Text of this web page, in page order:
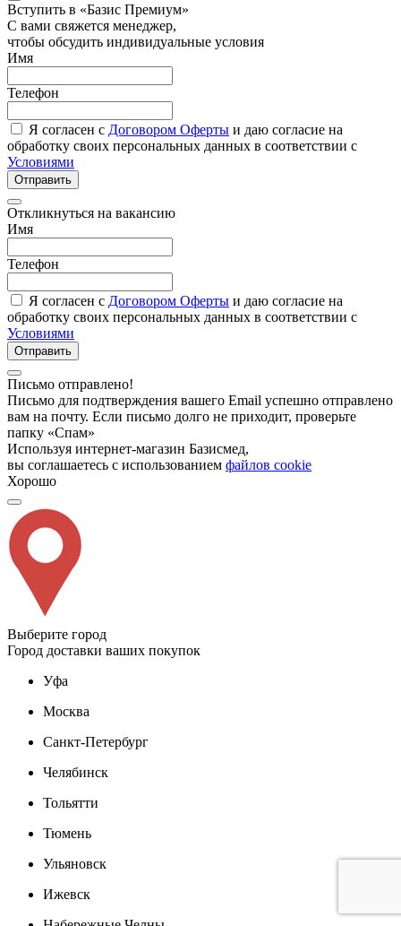
Вступить в «Базис Премиум»
С вами свяжется менеджер,
чтобы обсудить индивидуальные условия
Имя
Телефон
Я согласен с Договором Оферты и даю согласие на
обработку своих персональных данных в соответствии с
Условиями
Отправить
Откликнуться на вакансию
Имя
Телефон
Я согласен с Договором Оферты и даю согласие на
обработку своих персональных данных в соответствии с
Условиями
Отправить
Письмо отправлено!
Письмо для подтверждения вашего Email успешно отправлено
вам на почту. Если письмо долго не приходит, проверьте
папку «Спам»
Используя интернет-магазин Базисмед,
вы соглашаетесь с использованием файлов cookie
Хорошо
Выберите город
Город доставки ваших покупок
Уфа
Москва
Санкт-Петербург
Челябинск
Тольятти
Тюмень
Ульяновск
Ижевск